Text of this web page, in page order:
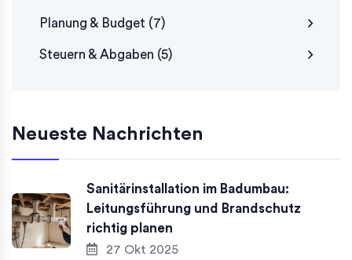
Planung & Budget (7)
Steuern & Abgaben (5)
Neueste Nachrichten
Sanitärinstallation im Badumbau:
Leitungsführung und Brandschutz
richtig planen
27 Okt 2025